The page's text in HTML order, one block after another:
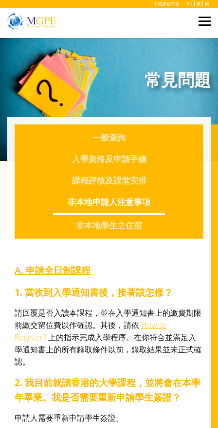
下載課程單張 EN 繁 简
常見問題
一般查詢
入學資格及申請手續
課程評核及課堂安排
非本地申請人注意事項
非本地學生之住宿
A. 申請全日制課程
1. 當收到入學通知書後，接著該怎樣？
請回覆是否入讀本課程，並在入學通知書上的繳費期限
前繳交留位費以作確認。其後，請依 How to
Register? 上的指示完成入學程序。在你符合並滿足入
學通知書上的所有錄取條件以前，錄取結果並未正式確
認。
2. 我目前就讀香港的大學課程，並將會在本學
年畢業。我是否需要重新申請學生簽證？
申請人需要重新申請學生簽證。